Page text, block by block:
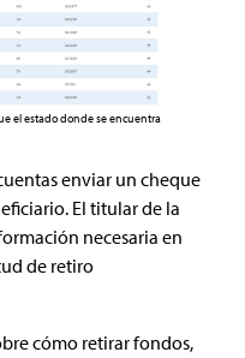
el estado donde se encuentra
enviar un cheque
El titular de la
necesaria en
de retiro
cómo retirar fondos,